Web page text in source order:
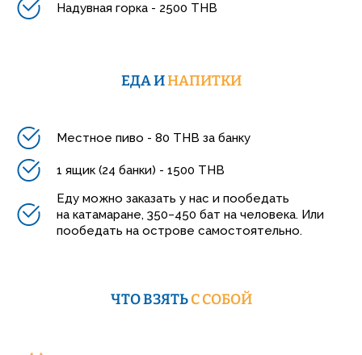
Надувная горка - 2500 THB
ЕДА ИНАПИТКИ
Местное пиво - 80 THB за банку
1 ящик (24 банки) - 1500 THB
Еду можно заказать у нас и пообедать
на катамаране, 350−450 бат на человека. Или
пообедать на острове самостоятельно.
ЧТО ВЗЯТЬС СОБОЙ